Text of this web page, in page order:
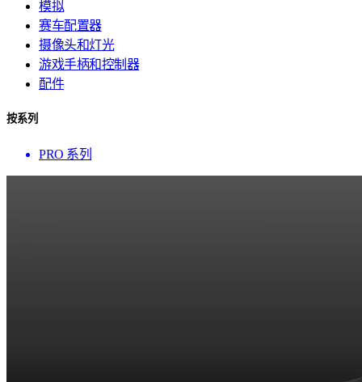
模拟
赛车配置器
摄像头和灯光
游戏手柄和控制器
配件
按系列
PRO 系列